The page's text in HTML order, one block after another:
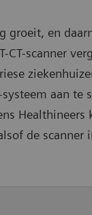
groeit, en
CT-scanner
systeem aan te
de scanner